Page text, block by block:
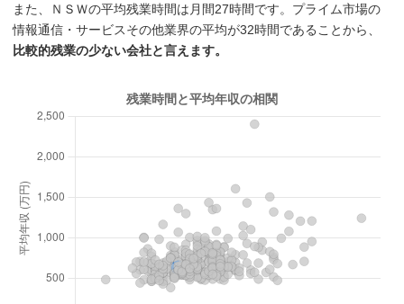
また、ＮＳＷの平均残業時間は月間27時間です。プライム市場の
情報通信・サービスその他業界の平均が32時間であることから、
比較的残業の少ない会社と言えます。